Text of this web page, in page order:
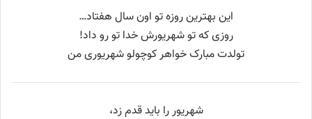
این بهترین روزه تو اون سال هفتاد…
روزی که تو شهریورش خدا تو رو داد!
تولدت مبارک خواهر کوچولو شهریوری من
شهریور را باید قدم زد،